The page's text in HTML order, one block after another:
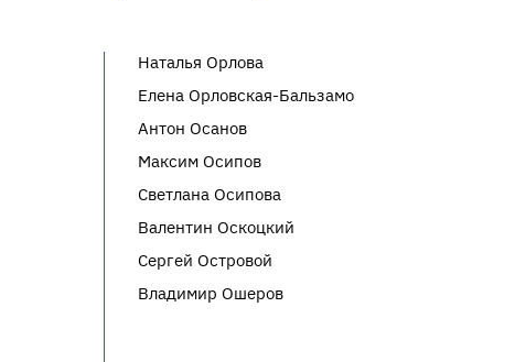
Наталья Орлова
Елена Орловская-Бальзамо
Антон Осанов
Максим Осипов
Светлана Осипова
Валентин Оскоцкий
Сергей Островой
Владимир Ошеров